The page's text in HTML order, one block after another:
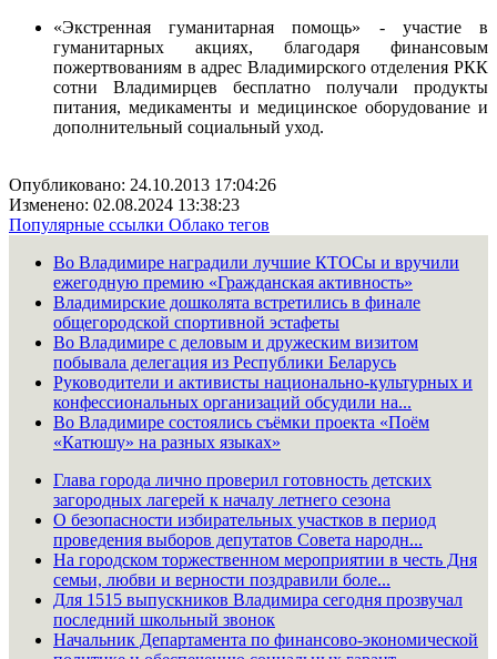
«Экстренная гуманитарная помощь» - участие в
гуманитарных акциях, благодаря финансовым
пожертвованиям в адрес Владимирского отделения РКК
сотни Владимирцев бесплатно получали продукты
питания, медикаменты и медицинское оборудование и
дополнительный социальный уход.
Опубликовано: 24.10.2013 17:04:26
Изменено: 02.08.2024 13:38:23
Популярные ссылки Облако тегов
Во Владимире наградили лучшие КТОСы и вручили
ежегодную премию «Гражданская активность»
Владимирские дошколята встретились в финале
общегородской спортивной эстафеты
Во Владимире с деловым и дружеским визитом
побывала делегация из Республики Беларусь
Руководители и активисты национально-культурных и
конфессиональных организаций обсудили на...
Во Владимире состоялись съёмки проекта «Поём
«Катюшу» на разных языках»
Глава города лично проверил готовность детских
загородных лагерей к началу летнего сезона
О безопасности избирательных участков в период
проведения выборов депутатов Совета народн...
На городском торжественном мероприятии в честь Дня
семьи, любви и верности поздравили боле...
Для 1515 выпускников Владимира сегодня прозвучал
последний школьный звонок
Начальник Департамента по финансово-экономической